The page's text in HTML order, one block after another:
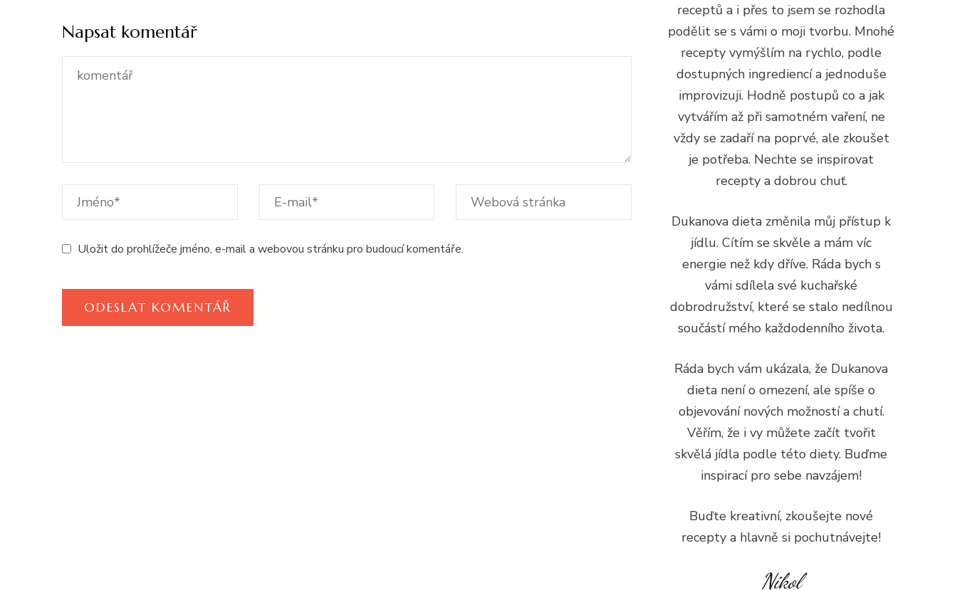
Napsat komentář
Uložit do prohlížeče jméno, e-mail a webovou stránku pro budoucí komentáře.
receptů a i přes to jsem se rozhodla
podělit se s vámi o moji tvorbu. Mnohé
recepty vymýšlím na rychlo, podle
dostupných ingrediencí a jednoduše
improvizuji. Hodně postupů co a jak
vytvářím až při samotném vaření, ne
vždy se zadaří na poprvé, ale zkoušet
je potřeba. Nechte se inspirovat
recepty a dobrou chuť.
Dukanova dieta změnila můj přístup k
jídlu. Cítím se skvěle a mám víc
energie než kdy dříve. Ráda bych s
vámi sdílela své kuchařské
dobrodružství, které se stalo nedílnou
součástí mého každodenního života.
Ráda bych vám ukázala, že Dukanova
dieta není o omezení, ale spíše o
objevování nových možností a chutí.
Věřím, že i vy můžete začít tvořit
skvělá jídla podle této diety. Buďme
inspirací pro sebe navzájem!
Buďte kreativní, zkoušejte nové
recepty a hlavně si pochutnávejte!
Nikol